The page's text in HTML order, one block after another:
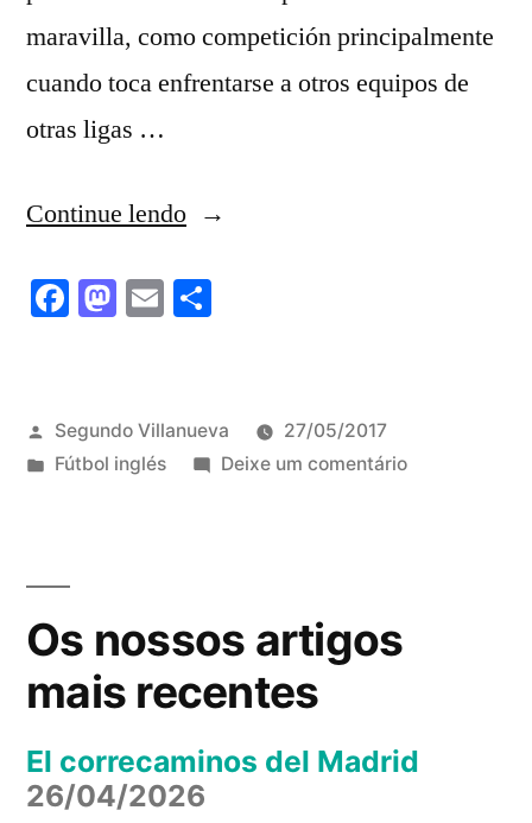
maravilla, como competición principalmente
cuando toca enfrentarse a otros equipos de
otras ligas …
Continue lendo“Fútbol
Facebook
Mastodon
Email
Publicado
por
Segundo Villanueva
27/05/2017
Publicado
Fútbol inglés Deixe um comentárioem
Os nossos artigos
mais recentes
El correcaminos del Madrid
26/04/2026